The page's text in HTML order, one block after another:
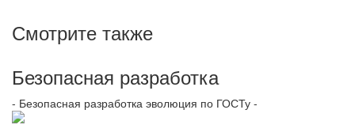
Смотрите также
Безопасная разработка
- Безопасная разработка эволюция по ГОСТу -